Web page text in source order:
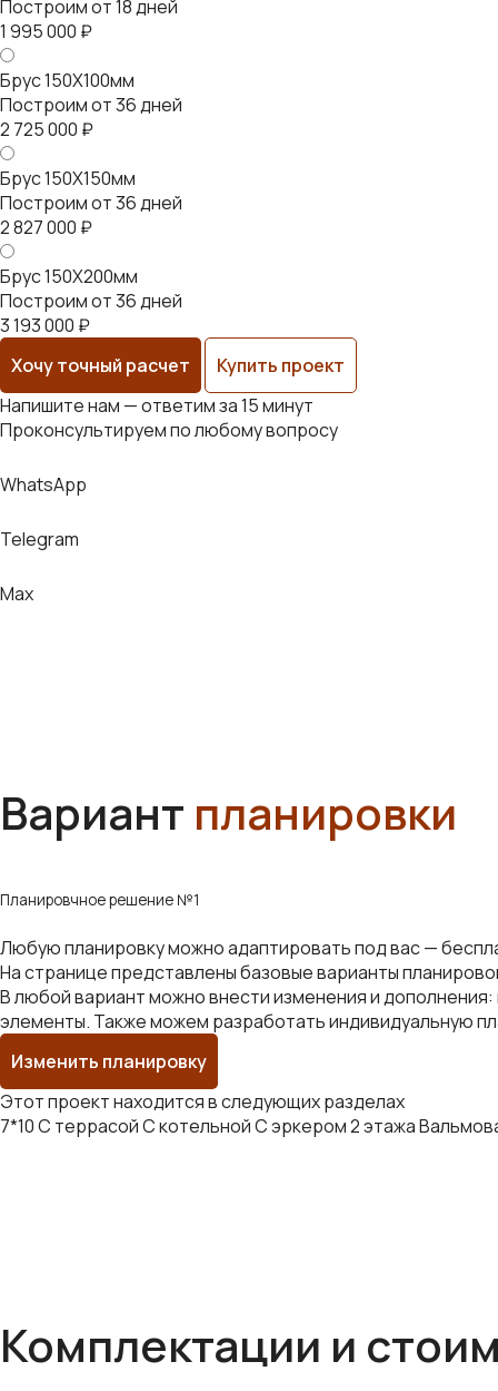
Построим от 18 дней
1 995 000 ₽
Брус 150Х100мм
Построим от 36 дней
2 725 000 ₽
Брус 150Х150мм
Построим от 36 дней
2 827 000 ₽
Брус 150Х200мм
Построим от 36 дней
3 193 000 ₽
Хочу точный расчет
Купить проект
Напишите нам — ответим за 15 минут
Проконсультируем по любому вопросу
WhatsApp
Telegram
Max
Вариант планировки
Планировчное решение №1
Любую планировку можно адаптировать под вас —
На странице представлены базовые варианты
В любой вариант можно внести изменения и
элементы. Также можем разработать индивидуальную
Изменить планировку
Этот проект находится в следующих разделах
7*10С террасойС котельнойС эркером2 этажа
Комплектации и